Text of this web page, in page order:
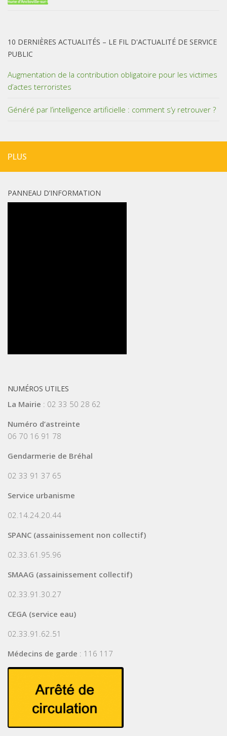
10 DERNIÈRES ACTUALITÉS – LE FIL D'ACTUALITÉ DE SERVICE
PUBLIC
Augmentation de la contribution obligatoire pour les victimes
d’actes terroristes
Généré par l’intelligence artificielle : comment s’y retrouver ?
PLUS
PANNEAU D’INFORMATION
NUMÉROS UTILES
La Mairie : 02 33 50 28 62
Numéro d’astreinte
06 70 16 91 78
Gendarmerie de Bréhal
02 33 91 37 65
Service urbanisme
02.14.24.20.44
SPANC (assainissement non collectif)
02.33.61.95.96
SMAAG (assainissement collectif)
02.33.91.30.27
CEGA (service eau)
02.33.91.62.51
Médecins de garde : 116 117